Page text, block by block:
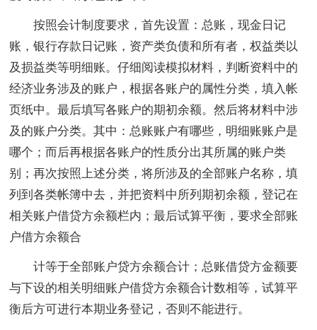
按照会计制度要求，首先设置：总账，现金日记
账，银行存款日记账，资产类负债和所有者，权益类以
及损益类等明细账。仔细阅读模拟材料，判断资料中的
经济业务涉及的账户，根据各账户的属性分类，填入帐
页纸中。最后填写各账户的期初余额。然后将材料中涉
及的账户分类。其中：总账账户有哪些，明细账账户是
哪个；而后再根据各账户的性质分出其所属的账户类
别；再次按照上述分类，将所涉及的全部账户名称，填
列到各类帐簿中去，并把资料中所列期初余额，登记在
相关账户借贷方余额栏内；最后试算平衡，要求全部账
户借方余额合
计等于全部账户贷方余额合计；总账借贷方金额要
与下设的相关明细账户借贷方余额合计数相等，试算平
衡后方可进行本期业务登记，否则不能进行。